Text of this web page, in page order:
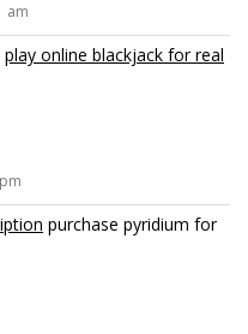
am
play online blackjack for real
purchase pyridium for